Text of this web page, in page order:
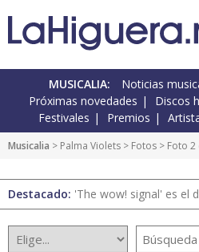
MUSICALIA: Noticias
Próximas novedades
Discos
Festivales
Premios
Musicalia > Palma Violets > Fotos > Foto 2
Destacado: 'The wow! signal' es el